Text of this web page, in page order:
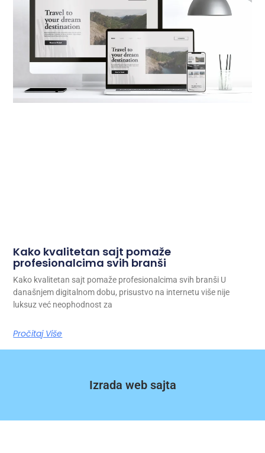
Kako kvalitetan sajt pomaže
profesionalcima svih branši
Kako kvalitetan sajt pomaže profesionalcima svih branši U
današnjem digitalnom dobu, prisustvo na internetu više nije
luksuz već neophodnost za
Pročitaj Više
Izrada web sajta